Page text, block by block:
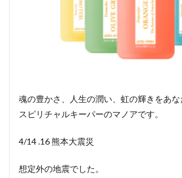
魂の豊かさ、人生の潤い、虹の輝きをあな
スピリチャルキーパーのマノアです。
4/14 .16 熊本大震災
想定外の地震でした。